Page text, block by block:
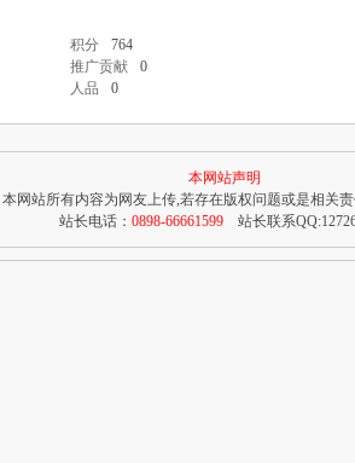
积分
764
推广贡献
0
人品 0
本网站声明
本网站所有内容为网友上传,若存在版权问题或是相关
站长电话： 0898-66661599站长联系